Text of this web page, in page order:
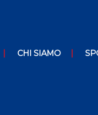
CHI SIAMO